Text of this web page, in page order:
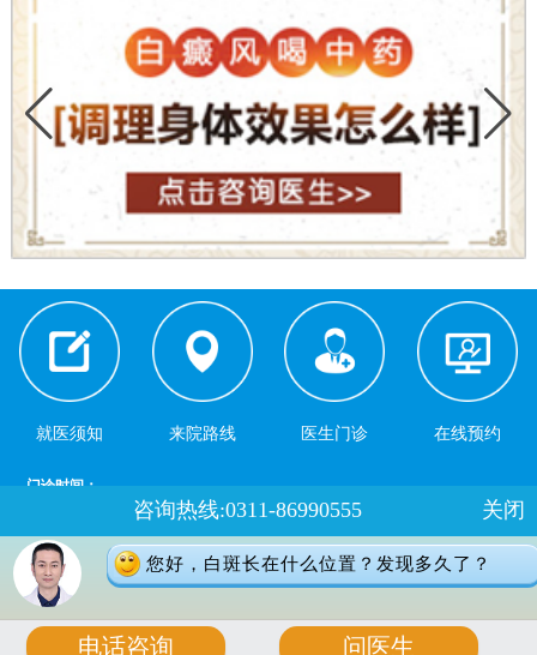
就医须知 来院路线 医生门诊 在线预约
门诊时间：
夏季：8：00-18：00 冬季：8：00-17：30
健康热线：0311-66691397
地址：石家庄桥西区裕华东路7号
版权所有：石家庄远大中医皮肤病医院
咨询热线:0311-86990555 关闭
您好，白斑长在什么位置？发现多久了？
电话咨询 问医生